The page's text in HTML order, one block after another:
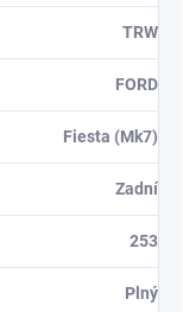
TRW
FORD
Fiesta (Mk7)
Zadní
253
Plný